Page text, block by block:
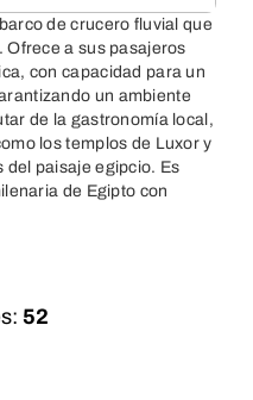
de crucero fluvial que
Ofrece a sus pasajeros
con capacidad para un
un ambiente
de la gastronomía local,
los templos de Luxor y
del paisaje egipcio. Es
de Egipto con
52